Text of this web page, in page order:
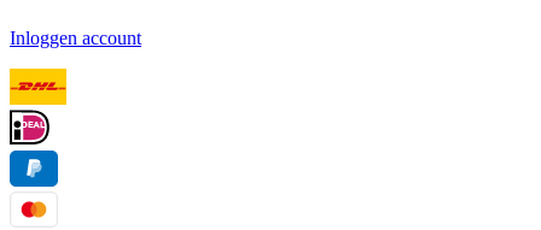
Inloggen account